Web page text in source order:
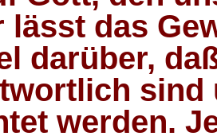
lässt das
darüber,
sind
werden.